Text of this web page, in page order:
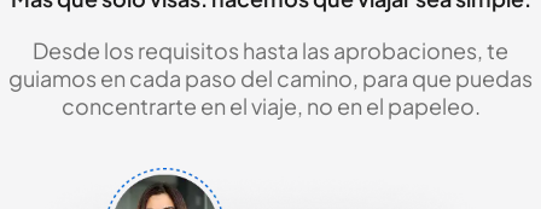
Desde los requisitos hasta las aprobaciones, te
guiamos en cada paso del camino, para que puedas
concentrarte en el viaje, no en el papeleo.